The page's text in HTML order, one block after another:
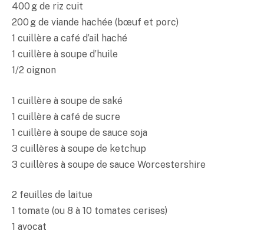
400 g de riz cuit
200 g de viande hachée (bœuf et porc)
1 cuillère a café d’ail haché
1 cuillère à soupe d’huile
1/2 oignon
1 cuillère à soupe de saké
1 cuillère à café de sucre
1 cuillère à soupe de sauce soja
3 cuillères à soupe de ketchup
3 cuillères à soupe de sauce Worcestershire
2 feuilles de laitue
1 tomate (ou 8 à 10 tomates cerises)
1 avocat